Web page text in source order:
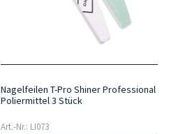
Nagelfeilen T-Pro Shiner Professional
Poliermittel 3 Stück
Art.-Nr.: LI073